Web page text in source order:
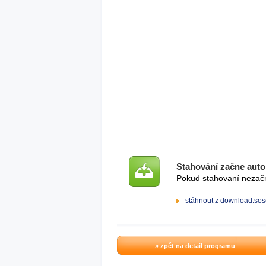
Stahování začne
Pokud stahovaní
stáhnout z
» zpět na detail programu